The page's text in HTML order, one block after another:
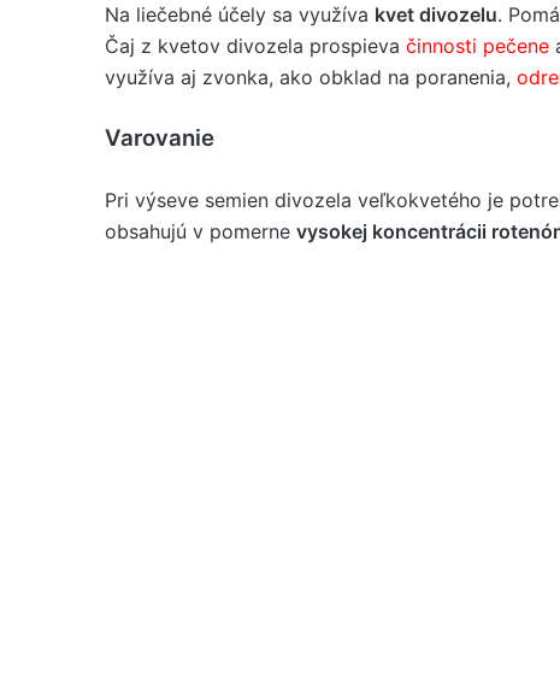
Na liečebné účely sa využíva kvet divozelu.
Čaj z kvetov divozela prospieva činnosti pečene
využíva aj zvonka, ako obklad na poranenia,
Varovanie
Pri výseve semien divozela veľkokvetého je
obsahujú v pomerne vysokej koncentrácii